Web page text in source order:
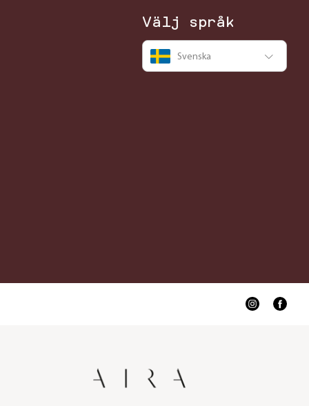
Välj språk
Svenska